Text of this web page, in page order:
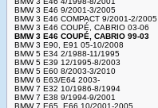
BMW 3 E46 9/2001-3/2005
BMW 3 E46 COMPACT 9/2001-2/2005
BMW 3 E46 COUPÉ, CABRIO 03-06
BMW 3 E46 COUPÉ, CABRIO 99-03
BMW 3 E90, E91 05-10/2008
BMW 5 E34 2/1988-11/1995
BMW 5 E39 12/1995-8/2003
BMW 5 E60 8/2003-3/2010
BMW 6 E63/E64 2003-
BMW 7 E32 10/1986-8/1994
BMW 7 E38 9/1994-9/2001
BMW 7 E65, E66 10/2001-2005